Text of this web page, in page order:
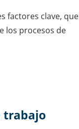
factores clave, que
los procesos de
trabajo